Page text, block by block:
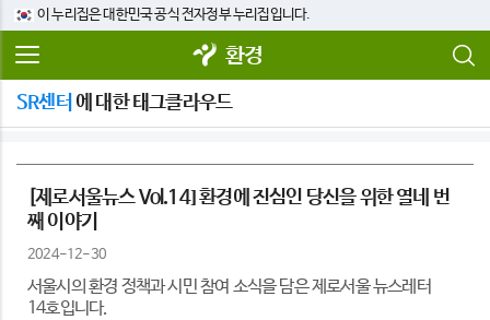
이 누리집은 대한민국 공식 전자정부 누리집입니다.
환경
SR센터 에 대한 태그클라우드
[제로서울뉴스 Vol.14] 환경에 진심인 당신을 위한 열네 번
째 이야기
2024-12-30
서울시의 환경 정책과 시민 참여 소식을 담은 제로서울 뉴스레터
14호입니다.